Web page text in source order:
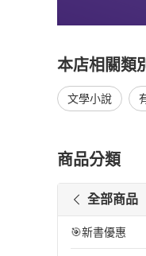
本店相關類
文學小說
商品分類
全部商品
🎯新書優惠